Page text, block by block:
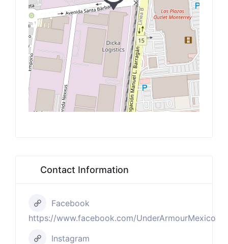
Contact Information
Facebook
https://www.facebook.com/UnderArmourMexico
Instagram